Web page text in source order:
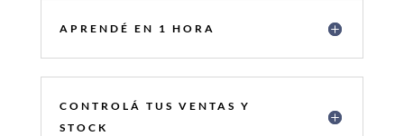
APRENDÉ EN 1 HORA
CONTROLÁ TUS VENTAS Y
STOCK